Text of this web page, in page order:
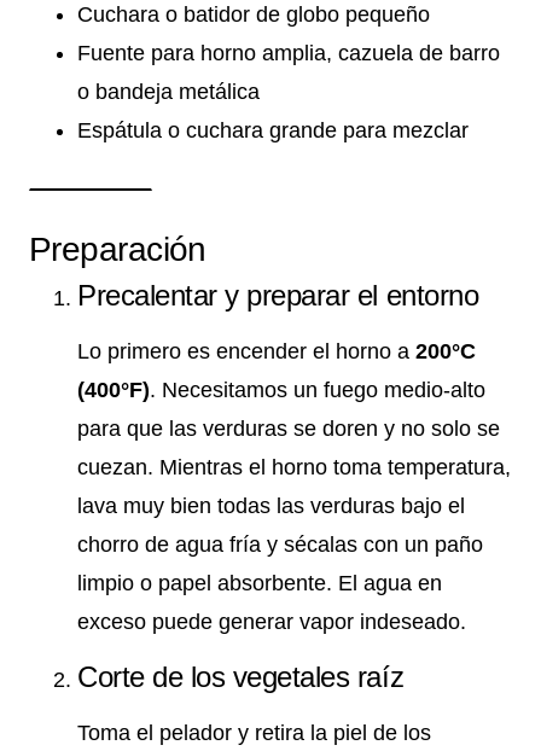
Cuchara o batidor de globo pequeño
Fuente para horno amplia, cazuela de barro
o bandeja metálica
Espátula o cuchara grande para mezclar
Preparación
Precalentar y preparar el entorno
Lo primero es encender el horno a 200°C
(400°F). Necesitamos un fuego medio-alto
para que las verduras se doren y no solo se
cuezan. Mientras el horno toma temperatura,
lava muy bien todas las verduras bajo el
chorro de agua fría y sécalas con un paño
limpio o papel absorbente. El agua en
exceso puede generar vapor indeseado.
Corte de los vegetales raíz
Toma el pelador y retira la piel de los